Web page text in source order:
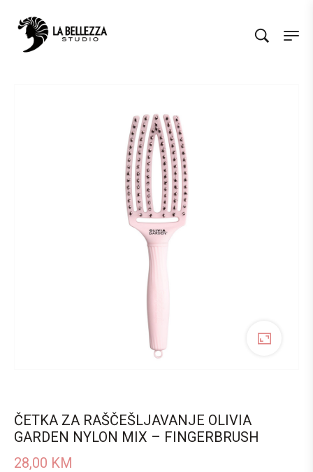
ČETKA ZA RAŠČEŠLJAVANJE OLIVIA
GARDEN NYLON MIX – FINGERBRUSH
28,00 KM